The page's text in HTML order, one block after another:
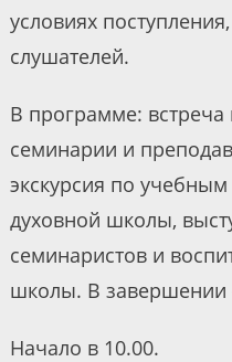
условиях
слушателей.
В программе: встреча
семинарии и
экскурсия по
духовной школы,
семинаристов и
школы. В завершении
Начало в 10.00.